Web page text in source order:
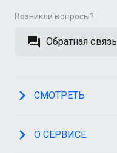
Возникли вопросы?
Обратная связь
СМОТРЕТЬ
О СЕРВИСЕ